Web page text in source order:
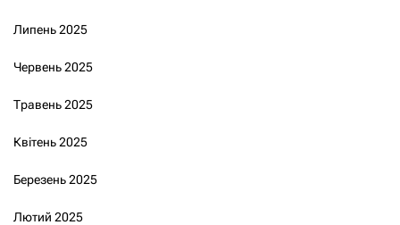
Липень 2025
Червень 2025
Травень 2025
Квітень 2025
Березень 2025
Лютий 2025